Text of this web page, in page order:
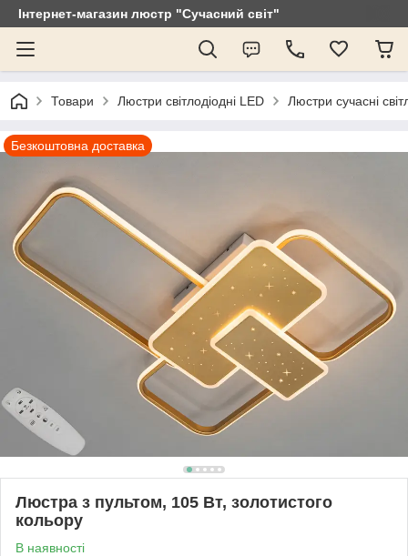
Інтернет-магазин люстр "Сучасний світ"
Товари Люстри світлодіодні LED Люстри сучасні
Безкоштовна доставка
Люстра з пультом, 105 Вт, золотистого
кольору
В наявності